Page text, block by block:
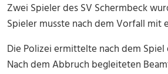
Zwei Spieler des SV Schermbeck
Spieler musste nach dem Vorfall mit
Die Polizei ermittelte nach dem
Nach dem Abbruch begleiteten